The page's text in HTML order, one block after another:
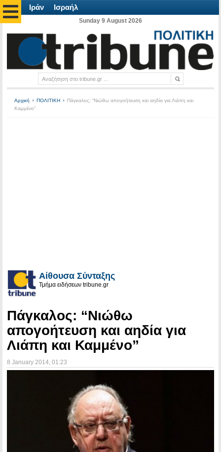
Ιράν Ισραήλ
Sunday 9 August 2026
Αρχική ΠΟΛΙΤΙΚΗ
Πάγκαλος: “Νιώθω απογοήτευση και αηδία για Λιάπη και
Καμμένο”
Αίθουσα Σύνταξης
Τμήμα ειδήσεων tribune.gr
Πάγκαλος: “Νιώθω
απογοήτευση και αηδία για
Λιάπη και Καμμένο”
8 January 2014 , 01:23